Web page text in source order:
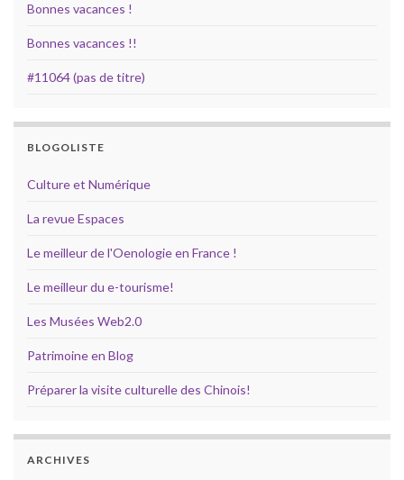
Bonnes vacances !
Bonnes vacances !!
#11064 (pas de titre)
BLOGOLISTE
Culture et Numérique
La revue Espaces
Le meilleur de l'Oenologie en France !
Le meilleur du e-tourisme!
Les Musées Web2.0
Patrimoine en Blog
Préparer la visite culturelle des Chinois!
ARCHIVES